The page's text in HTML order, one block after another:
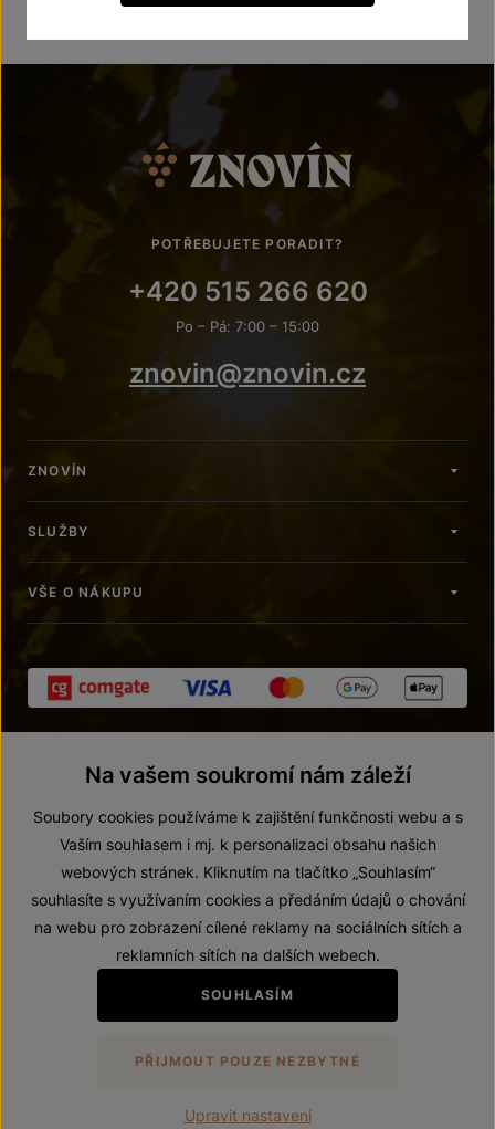
POTŘEBUJETE PORADIT?
+420 515 266 620
Po – Pá: 7:00 – 15:00
znovin@znovin.cz
ZNOVÍN
SLUŽBY
VŠE O NÁKUPU
© 2026 ZNOVÍN ZNOJMO, a. s.
Prohlášení o přístupnosti
Zákaz prodeje alkoholických nápojů osobám mladším 18 let.
VytvořilwebProgress
Na vašem soukromí nám záleží
Soubory cookies používáme k zajištění funkčnosti webu a s
Vaším souhlasem i mj. k personalizaci obsahu našich
webových stránek. Kliknutím na tlačítko „Souhlasím“
souhlasíte s využívaním cookies a předáním údajů o chování
na webu pro zobrazení cílené reklamy na sociálních sítích a
reklamních sítích na dalších webech.
SOUHLASÍM
PŘIJMOUT POUZE NEZBYTNÉ
Upravit nastavení